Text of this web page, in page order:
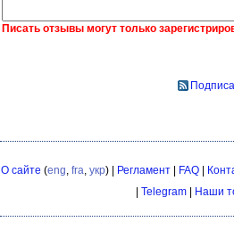
Писать отзывы могут только
О сайте (eng, fra, укр) | Регламент| FAQ|
Telegram Наши